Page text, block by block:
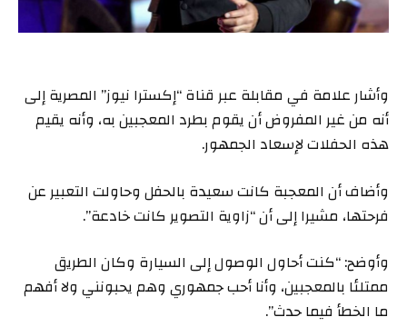
وأشار علامة في مقابلة عبر قناة “إكسترا نيوز” المصرية إلى
أنه من غير المفروض أن يقوم بطرد المعجبين به، وأنه يقيم
هذه الحفلات لإسعاد الجمهور.
وأضاف أن المعجبة كانت سعيدة بالحفل وحاولت التعبير عن
فرحتها، مشيرا إلى أن “زاوية التصوير كانت خادعة”.
وأوضح: “كنت أحاول الوصول إلى السيارة وكان الطريق
ممتلئا بالمعجبين، وأنا أحب جمهوري وهم يحبونني ولا أفهم
ما الخطأ فيما حدث”.